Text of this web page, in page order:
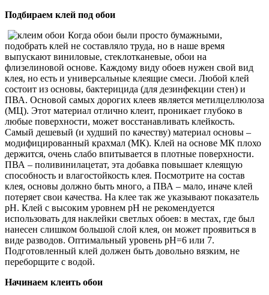
Подбираем клей под обои
Когда обои были просто бумажными,
подобрать клей не составляло труда, но в наше время
выпускают виниловые, стеклотканевые, обои на
флизелиновой основе. Каждому виду обоев нужен свой вид
клея, но есть и универсальные клеящие смеси. Любой клей
состоит из основы, бактерицида (для дезинфекции стен) и
ПВА. Основой самых дорогих клеев является метилцеллюлоза
(МЦ). Этот материал отлично клеит, проникает глубоко в
любые поверхности, может восстанавливать клейкость.
Самый дешевый (и худший по качеству) материал основы –
модифицированный крахмал (МК). Клей на основе МК плохо
держится, очень слабо впитывается в плотные поверхности.
ПВА – поливинилацетат, эта добавка повышает клеящую
способность и влагостойкость клея. Посмотрите на состав
клея, основы должно быть много, а ПВА – мало, иначе клей
потеряет свои качества. На клее так же указывают показатель
pH. Клей с высоким уровнем pH не рекомендуется
использовать для наклейки светлых обоев: в местах, где был
нанесен слишком большой слой клея, он может проявиться в
виде разводов. Оптимальный уровень pH=6 или 7.
Подготовленный клей должен быть довольно вязким, не
переборщите с водой.
Начинаем клеить обои